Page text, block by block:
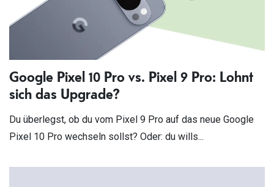
Google Pixel 10 Pro vs. Pixel 9 Pro: Lohnt
sich das Upgrade?
Du überlegst, ob du vom Pixel 9 Pro auf das neue Google
Pixel 10 Pro wechseln sollst? Oder: du wills...